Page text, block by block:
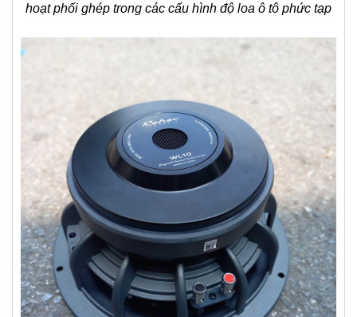
hoạt phối ghép trong các cấu hình độ loa ô tô phức tạp